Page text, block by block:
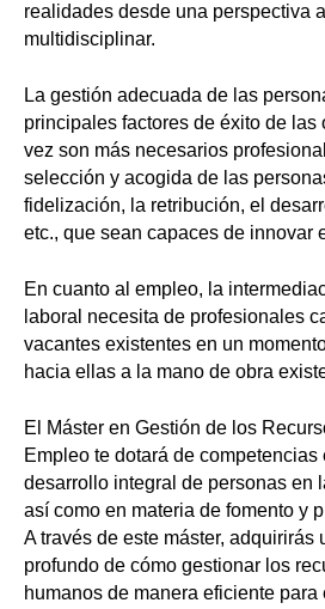
realidades desde una perspectiva
multidisciplinar.
La gestión adecuada de las
principales factores de éxito de las
vez son más necesarios
selección y acogida de las
fidelización, la retribución, el
etc., que sean capaces de innovar
En cuanto al empleo, la
laboral necesita de profesionales
vacantes existentes en un
hacia ellas a la mano de obra
El Máster en Gestión de los
Empleo te dotará de competencias
desarrollo integral de personas en
así como en materia de fomento y
A través de este máster, adquirirás
profundo de cómo gestionar los
humanos de manera eficiente para